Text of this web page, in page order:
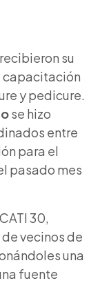
su
capacitación
y pedicure.
se hizo
entre
para el
pasado mes
30,
vecinos de
una
fuente